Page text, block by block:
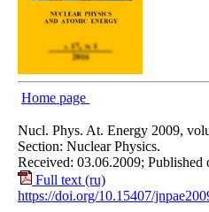
Home page
Nucl. Phys. At. Energy 2009,
Section: Nuclear Physics.
Received: 03.06.2009; Published
Full text (ru)
https://doi.org/10.15407/